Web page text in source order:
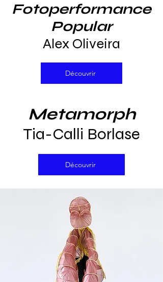
Fotoperformance
Popular
Alex Oliveira
Découvrir
Metamorph
Tia-Calli Borlase
Découvrir